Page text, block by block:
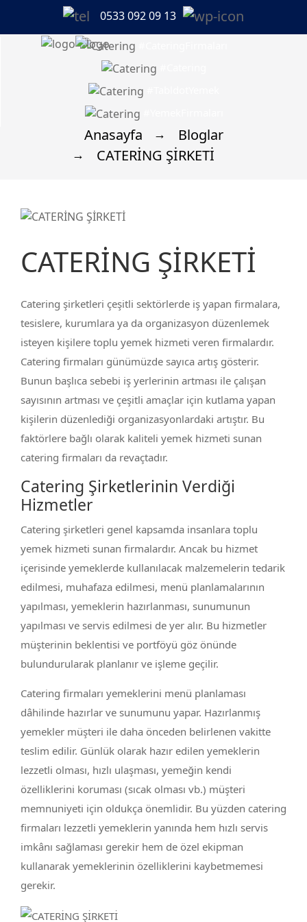
0533 092 09 13
Anasayfa
Bloglar
CATERİNG ŞİRKETİ
CATERİNG ŞİRKETİ
Catering şirketleri çeşitli sektörlerde iş yapan firmalara,
tesislere, kurumlara ya da organizasyon düzenlemek
isteyen kişilere toplu yemek hizmeti veren firmalardır.
Catering firmaları günümüzde sayıca artış gösterir.
Bunun başlıca sebebi iş yerlerinin artması ile çalışan
sayısının artması ve çeşitli amaçlar için kutlama yapan
kişilerin düzenlediği organizasyonlardaki artıştır. Bu
faktörlere bağlı olarak kaliteli yemek hizmeti sunan
catering firmaları da revaçtadır.
Catering Şirketlerinin Verdiği
Hizmetler
Catering şirketleri genel kapsamda insanlara toplu
yemek hizmeti sunan firmalardır. Ancak bu hizmet
içerisinde yemeklerde kullanılacak malzemelerin tedarik
edilmesi, muhafaza edilmesi, menü planlamalarının
yapılması, yemeklerin hazırlanması, sunumunun
yapılması ve servis edilmesi de yer alır. Bu hizmetler
müşterinin beklentisi ve portföyü göz önünde
bulundurularak planlanır ve işleme geçilir.
Catering firmaları yemeklerini menü planlaması
dâhilinde hazırlar ve sunumunu yapar. Hazırlanmış
yemekler müşteri ile daha önceden belirlenen vakitte
teslim edilir. Günlük olarak hazır edilen yemeklerin
lezzetli olması, hızlı ulaşması, yemeğin kendi
özelliklerini koruması (sıcak olması vb.) müşteri
memnuniyeti için oldukça önemlidir. Bu yüzden catering
firmaları lezzetli yemeklerin yanında hem hızlı servis
imkânı sağlaması gerekir hem de özel ekipman
kullanarak yemeklerinin özelliklerini kaybetmemesi
gerekir.